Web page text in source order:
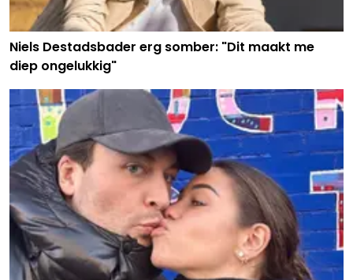
Niels Destadsbader erg somber: "Dit maakt me
diep ongelukkig"